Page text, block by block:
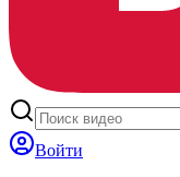
Войти